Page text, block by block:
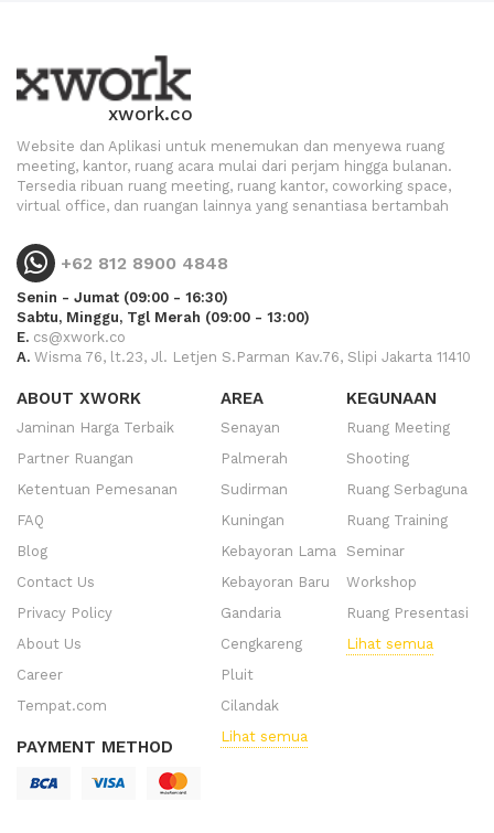
xwork.co
Website dan Aplikasi untuk menemukan dan menyewa ruang
meeting, kantor, ruang acara mulai dari perjam hingga bulanan.
Tersedia ribuan ruang meeting, ruang kantor, coworking space,
virtual office, dan ruangan lainnya yang senantiasa bertambah
+62 812 8900 4848
Senin - Jumat (09:00 - 16:30)
Sabtu, Minggu, Tgl Merah (09:00 - 13:00)
E. cs@xwork.co
A. Wisma 76, lt.23, Jl. Letjen S.Parman Kav.76, Slipi Jakarta 11410
ABOUT XWORK
Jaminan Harga Terbaik
Partner Ruangan
Ketentuan Pemesanan
FAQ
Blog
Contact Us
Privacy Policy
About Us
Career
Tempat.com
PAYMENT METHOD
AREA
Senayan
Palmerah
Sudirman
Kuningan
Kebayoran Lama
Kebayoran Baru
Gandaria
Cengkareng
Pluit
Cilandak
Lihat semua
KEGUNAAN
Ruang Meeting
Shooting
Ruang Serbaguna
Ruang Training
Seminar
Workshop
Ruang Presentasi
Lihat semua